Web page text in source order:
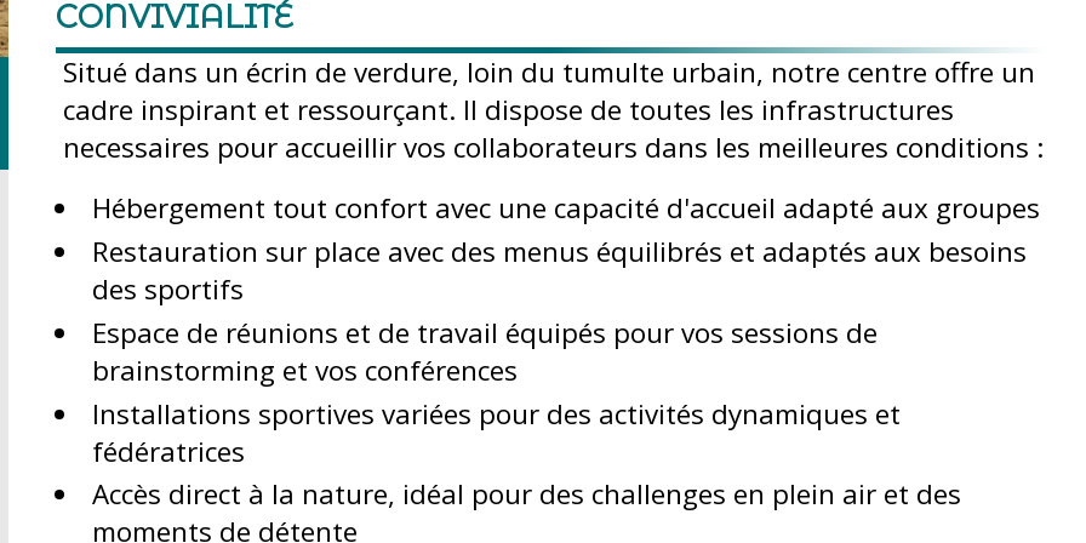
CONVIVIALITÉ
Situé dans un écrin de verdure, loin du tumulte urbain, notre centre offre un
cadre inspirant et ressourçant. Il dispose de toutes les infrastructures
necessaires pour accueillir vos collaborateurs dans les meilleures conditions :
Hébergement tout confort avec une capacité d'accueil adapté aux groupes
Restauration sur place avec des menus équilibrés et adaptés aux besoins
des sportifs
Espace de réunions et de travail équipés pour vos sessions de
brainstorming et vos conférences
Installations sportives variées pour des activités dynamiques et
fédératrices
Accès direct à la nature, idéal pour des challenges en plein air et des
moments de détente